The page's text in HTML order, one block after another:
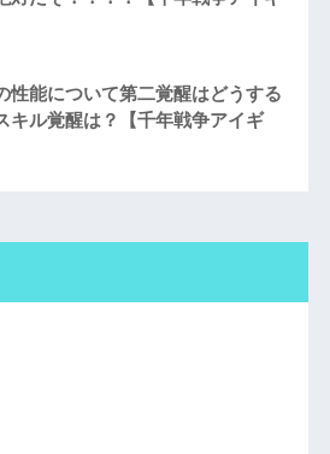
性能について第二覚醒はどうする
キル覚醒は？【千年戦争アイギ